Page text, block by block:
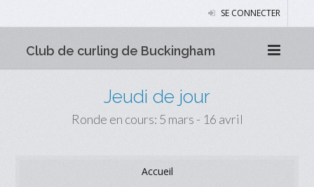
SE CONNECTER
Club de curling de Buckingham
Jeudi de jour
Ronde en cours: 5 mars - 16 avril
Accueil